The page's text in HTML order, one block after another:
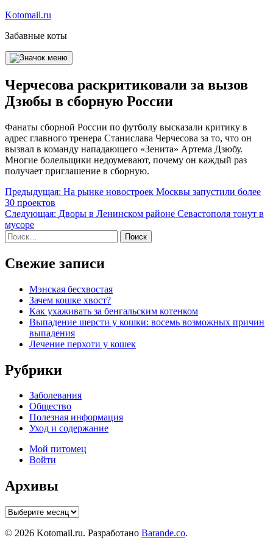
Перейти
содержимому
Kotomail.ru
Забавные коты
Черчесова раскритиковали за вызов
Дзюбы в сборную России
Фанаты сборной России по футболу высказали критику в
адрес главного тренера Станислава Черчесова за то, что он
вызвал в команду нападающего «Зенита» Артема Дзюбу.
Многие болельщики недоумевают, почему он каждый раз
получает приглашение в сборную.
Навигация
по
записям
Предыдущая: На рынке новостроек Москвы запустили более
30 проектов
Следующая: Дворы в Ленинском районе Севастополя тонут в
мусоре
Найти:
Свежие записи
Мэнская бесхвостая
Зачем кошке хвост?
Как ухаживать за бенгальским котенком
Выпадение шерсти у кошки: восемь возможных причин
выпадения
Лечение перхоти у кошек
Рубрики
Заболевания
Общество
Полезная информация
Уход и содержание
Мой питомец
Войти
Архивы
Архивы
© 2026 Kotomail.ru. Разработано Barande.co.